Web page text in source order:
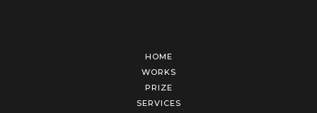
HOME
WORKS
PRIZE
SERVICES